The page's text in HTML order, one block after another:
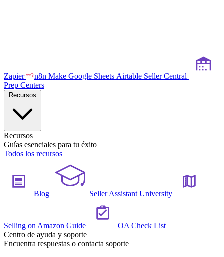
Zapier n8n Make Google Sheets Airtable Seller Central
Prep Centers
Recursos
Guías esenciales para tu éxito
Todos los recursos
Blog Seller Assistant University
Selling on Amazon Guide
OA Check List
Centro de ayuda y soporte
Encuentra respuestas o contacta soporte